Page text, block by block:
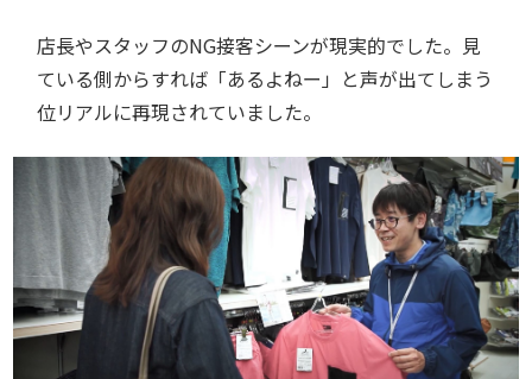
店長やスタッフのNG接客シーンが現実的でした。見
ている側からすれば「あるよねー」と声が出てしまう
位リアルに再現されていました。